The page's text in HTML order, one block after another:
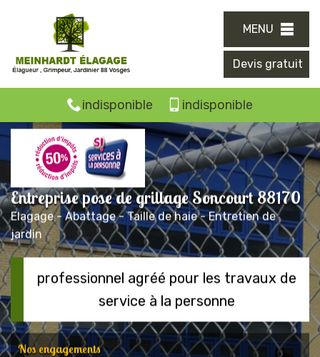
MENU
Devis gratuit
indisponible indisponible
Entreprise pose de grillage Soncourt 88170
Elagage - Abattage - Taille de haie - Entretien de
jardin
professionnel agréé pour les travaux de
service à la personne
Nos engagements